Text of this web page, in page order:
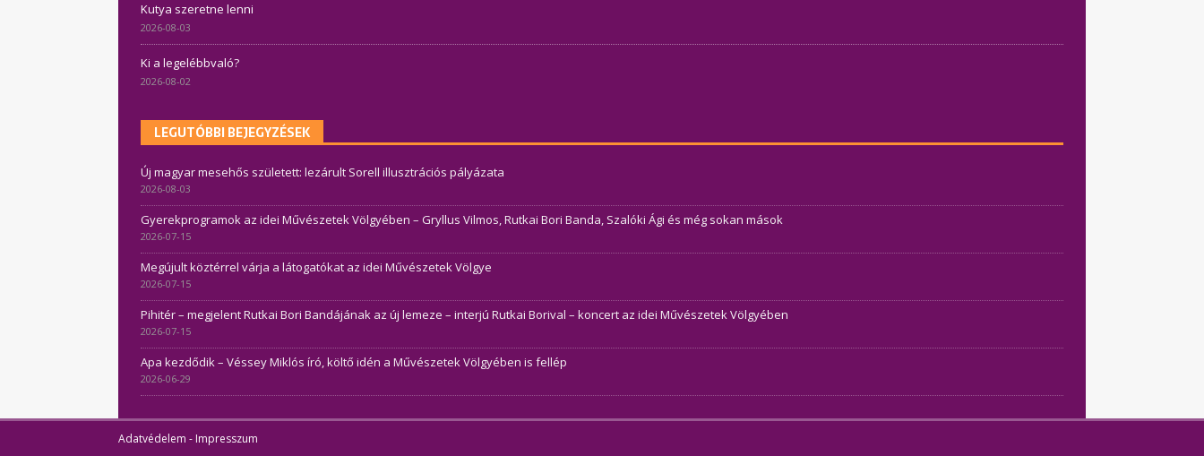
Kutya szeretne lenni
2026-08-03
Ki a legelébbvaló?
2026-08-02
LEGUTÓBBI BEJEGYZÉSEK
Új magyar mesehős született: lezárult Sorell illusztrációs pályázata
2026-08-03
Gyerekprogramok az idei Művészetek Völgyében – Gryllus Vilmos, Rutkai Bori Banda, Szalóki Ági és még sokan mások
2026-07-15
Megújult köztérrel várja a látogatókat az idei Művészetek Völgye
2026-07-15
Pihitér – megjelent Rutkai Bori Bandájának az új lemeze – interjú Rutkai Borival – koncert az idei Művészetek Völgyében
2026-07-15
Apa kezdődik – Véssey Miklós író, költő idén a Művészetek Völgyében is fellép
2026-06-29
Adatvédelem - Impresszum